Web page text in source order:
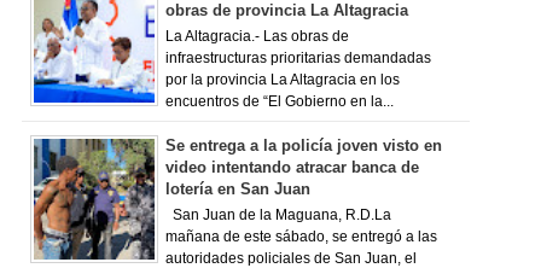
obras de provincia La Altagracia
La Altagracia.- Las obras de
infraestructuras prioritarias demandadas
por la provincia La Altagracia en los
encuentros de “El Gobierno en la...
Se entrega a la policía joven visto en
video intentando atracar banca de
lotería en San Juan
San Juan de la Maguana, R.D.La
mañana de este sábado, se entregó a las
autoridades policiales de San Juan, el